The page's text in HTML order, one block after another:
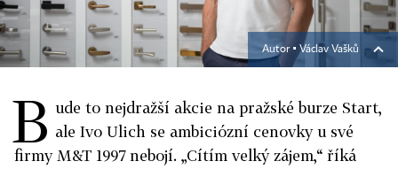
Autor ▪ Václav Vašků
B ude to nejdražší akcie na pražské burze Start,
ale Ivo Ulich se ambiciózní cenovky u své
firmy M&T 1997 nebojí. „Cítím velký zájem,“ říká